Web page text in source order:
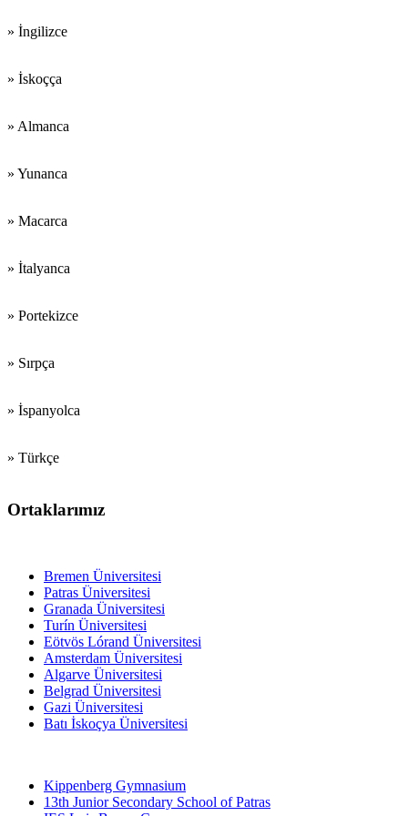
» İngilizce
» İskoçça
» Almanca
» Yunanca
» Macarca
» İtalyanca
» Portekizce
» Sırpça
» İspanyolca
» Türkçe
Ortaklarımız
Bremen Üniversitesi
Patras Üniversitesi
Granada Üniversitesi
Turín Üniversitesi
Eötvös Lórand Üniversitesi
Amsterdam Üniversitesi
Algarve Üniversitesi
Belgrad Üniversitesi
Gazi Üniversitesi
Batı İskoçya Üniversitesi
Kippenberg Gymnasium
13th Junior Secondary School of Patras